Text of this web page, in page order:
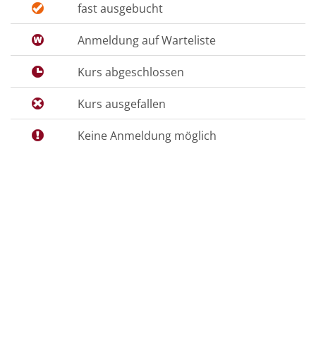
fast ausgebucht
Anmeldung auf Warteliste
Kurs abgeschlossen
Kurs ausgefallen
Keine Anmeldung möglich